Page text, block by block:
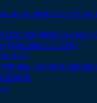
(Woodpecker DTE)
группы,